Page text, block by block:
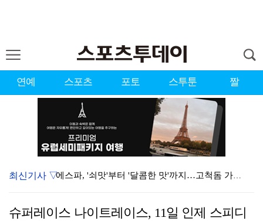
연예 스포츠 포토 스투툰 짤
에스파, '쇠맛'부터 '달콤한 맛'까지…고척돔 가득 채…
최신기사 ▽
슈퍼레이스 나이트레이스, 11일 인제 스피디